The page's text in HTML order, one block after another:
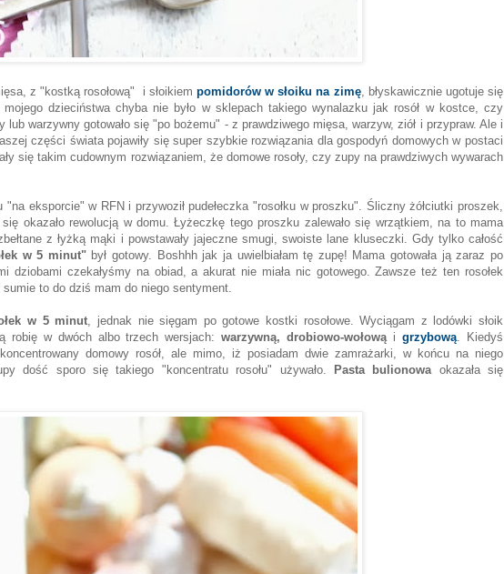
z "kostką rosołową" i słoikiem pomidorów w słoiku na zimę, błyskawicznie ugotuje się
dzieciństwa chyba nie było w sklepach takiego wynalazku jak rosół w kostce, czy
warzywny gotowało się "po bożemu" - z prawdziwego mięsa, warzyw, ziół i przypraw. Ale i
części świata pojawiły się super szybkie rozwiązania dla gospodyń domowych w postaci
się takim cudownym rozwiązaniem, że domowe rosoły, czy zupy na prawdziwych wywarach
"na eksporcie" w RFN i przywoził pudełeczka "rosołku w proszku". Śliczny żółciutki proszek,
okazało rewolucją w domu. Łyżeczkę tego proszku zalewało się wrzątkiem, na to mama
z łyżką mąki i powstawały jajeczne smugi, swoiste lane kluseczki. Gdy tylko całość
w 5 minut"był gotowy. Boshhh jak ja uwielbiałam tę zupę! Mama gotowała ją zaraz po
dziobami czekałyśmy na obiad, a akurat nie miała nic gotowego. Zawsze też ten rosołek
sumie to do dziś mam do niego sentyment.
w 5 minut, jednak nie sięgam po gotowe kostki rosołowe. Wyciągam z lodówki słoik
robię w dwóch albo trzech wersjach:warzywną, drobiowo-wołową igrzybową. Kiedyś
domowy rosół, ale mimo, iż posiadam dwie zamrażarki, w końcu na niego
dość sporo się takiego "koncentratu rosołu" używało.
Pasta bulionowaokazała się